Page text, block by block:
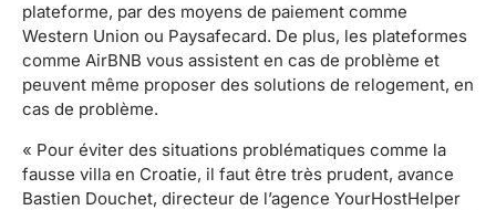
plateforme, par des moyens de paiement comme
Western Union ou Paysafecard. De plus, les plateformes
comme AirBNB vous assistent en cas de problème et
peuvent même proposer des solutions de relogement, en
cas de problème.
« Pour éviter des situations problématiques comme la
fausse villa en Croatie, il faut être très prudent, avance
Bastien Douchet, directeur de l’agence YourHostHelper